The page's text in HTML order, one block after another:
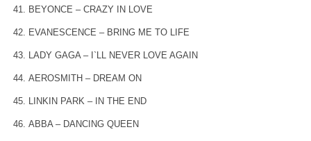
BEYONCE – CRAZY IN LOVE
EVANESCENCE – BRING ME TO LIFE
LADY GAGA – I`LL NEVER LOVE AGAIN
AEROSMITH – DREAM ON
LINKIN PARK – IN THE END
ABBA – DANCING QUEEN